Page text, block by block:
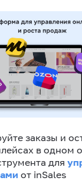
заказы и
в одном
для
от inSales